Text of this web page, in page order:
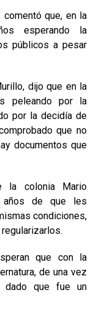
comentó que, en la
esperando la
públicos a pesar
dijo que en la
peleando por la
por la decidía de
que no
documentos que
la colonia Mario
años de que les
condiciones,
que con la
de una vez
dado que fue un